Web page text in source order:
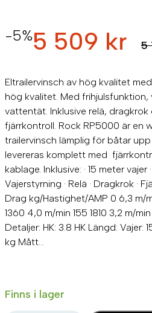
5
5 509 kr
-5%
Eltrailervinsch av hög kvalitet
hög kvalitet. Med frihjulsfunktion,
vattentät. Inklusive relä,
fjärrkontroll. Rock RP5000 är en
trailervinsch lämplig för båtar upp
levereras komplett med
kablage. Inklusive: · 15 meter vajer
Vajerstyrning · Relä · Dragkrok ·
Drag kg/Hastighet/AMP 0 6,3 m/
1360 4,0 m/min 155 1810 3,2 m/
Detaljer: HK: 3.8 HK Längd: Vajer:
kg Mått…
Finns i lager